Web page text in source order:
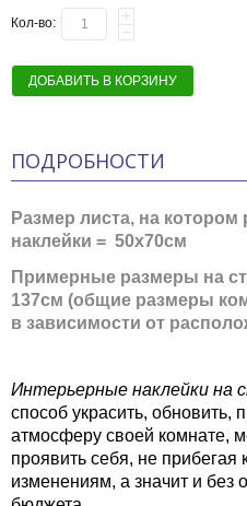
Кол-во:
ДОБАВИТЬ В КОРЗИНУ
ПОДРОБНОСТИ
Размер листа, на
наклейки = 50x70см
Примерные размеры на
137см (общие размеры
в зависимости от
Интерьерные наклейки на
способ украсить, обновить,
атмосферу своей комнате,
проявить себя, не прибегая
изменениям, а значит и без